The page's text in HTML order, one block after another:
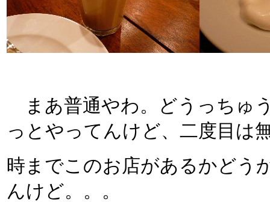
まあ普通やわ。どうっちゅ
っとやってんけど、二度目は
時までこのお店があるかどう
んけど。。。